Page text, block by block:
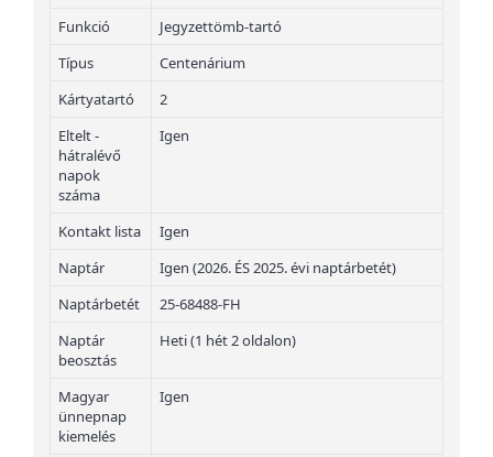
Funkció
Jegyzettömb-tartó
Típus
Centenárium
Kártyatartó
2
Eltelt -
hátralévő
napok
száma
Igen
Kontakt lista
Igen
Naptár
Igen (2026. ÉS 2025. évi naptárbetét)
Naptárbetét
25-68488-FH
Naptár
beosztás
Heti (1 hét 2 oldalon)
Magyar
ünnepnap
kiemelés
Igen